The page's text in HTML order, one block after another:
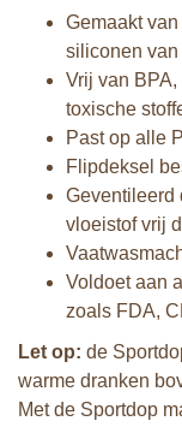
Gemaakt
siliconen
Vrij van
toxische
Past op alle
Flipdeksel
Geventileerd
vloeistof vrij
Voldoet aan
zoals FDA,
Let op: de
warme dranken
Met de Sportdop